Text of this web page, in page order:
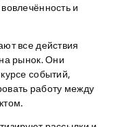
и
все действия
рынок. Они
событий,
работу между